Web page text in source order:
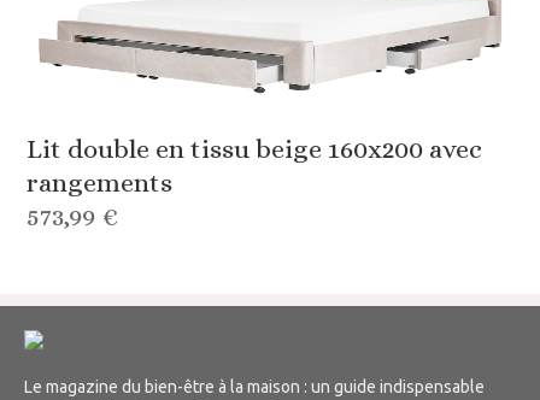
Lit double en tissu beige 160x200 avec
rangements
573,99 €
Le magazine du bien-être à la maison : un guide indispensable